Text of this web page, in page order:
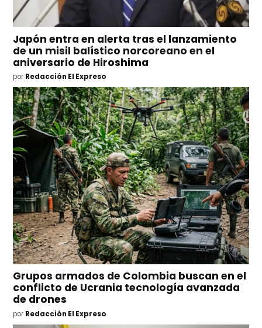
Japón entra en alerta tras el lanzamiento
de un misil balístico norcoreano en el
aniversario de Hiroshima
por Redacción El Expreso
Grupos armados de Colombia buscan en el
conflicto de Ucrania tecnología avanzada
de drones
por Redacción El Expreso